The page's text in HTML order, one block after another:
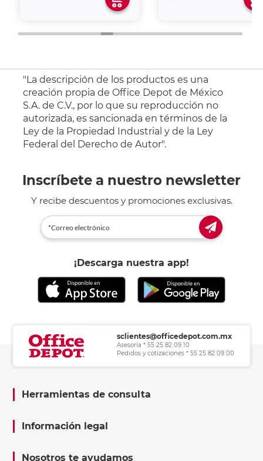
"La descripción de los productos es una
creación propia de Office Depot de México
S.A. de C.V., por lo que su reproducción no
autorizada, es sancionada en términos de la
Ley de la Propiedad Industrial y de la Ley
Federal del Derecho de Autor".
Inscríbete a nuestro newsletter
Y recibe descuentos y promociones exclusivas.
¡Descarga nuestra app!
sclientes@officedepot.com.mx
Asesoría * 55 25 82 09 10
Pedidos y cotizaciones * 55 25 82 09 00
Herramientas de consulta
Información legal
Nosotros te ayudamos